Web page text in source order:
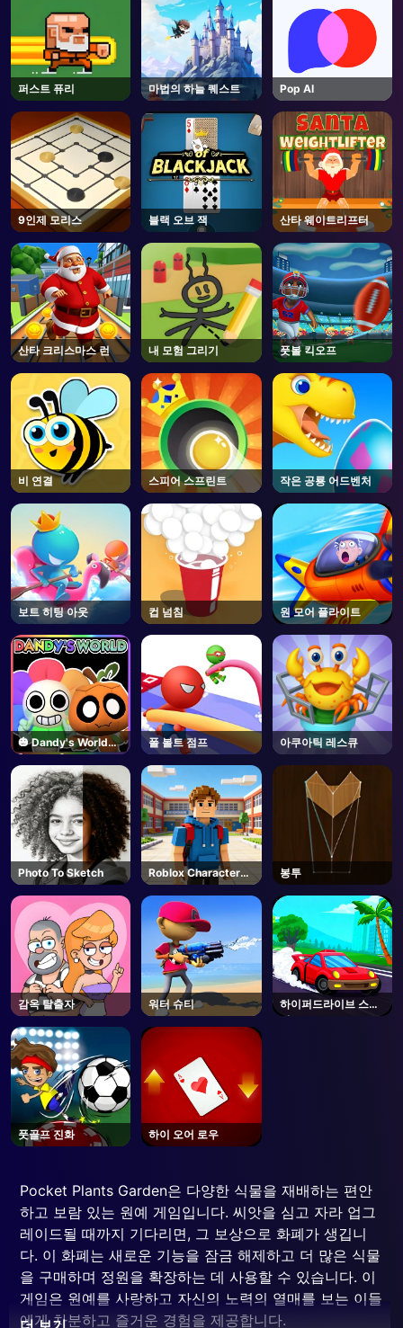
퍼스트 퓨리 마법의 하늘 퀘스트 Pop AI
9인제 모리스 블랙 오브 잭 산타 웨이트리프터
산타 크리스마스 런 내 모험 그리기 풋볼 킥오프
비 연결 스피어 스프린트 작은 공룡 어드벤처
보트 히팅 아웃 컵 넘침 원 모어 플라이트
🎃 Dandy's World
[ALPHA] - Roblox
폴 볼트 점프 아쿠아틱 레스큐
Photo To Sketch
Roblox Character
Generator
봉투
감옥 탈출자 워터 슈티
하이퍼드라이브 스윙
어
풋골프 진화 하이 오어 로우
Pocket Plants Garden은 다양한 식물을 재배하는 편안
하고 보람 있는 원예 게임입니다. 씨앗을 심고 자라 업그
레이드될 때까지 기다리면, 그 보상으로 화폐가 생깁니
다. 이 화폐는 새로운 기능을 잠금 해제하고 더 많은 식물
을 구매하며 정원을 확장하는 데 사용할 수 있습니다. 이
게임은 원예를 사랑하고 자신의 노력의 열매를 보는 이들
에게 차분하고 즐거운 경험을 제공합니다.